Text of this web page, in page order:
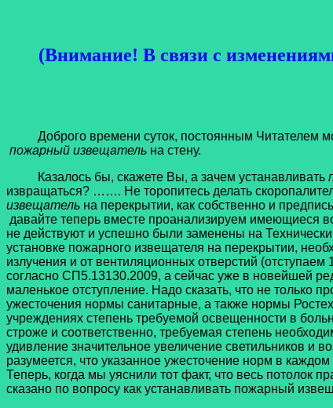
(Внимание! В связи с
Доброго времени суток, постоянным Читателем
пожарный извещатель на стену.
Казалось бы, скажете Вы, а зачем устанавливать
извращаться? ……. Не торопитесь делать
извещатель на перекрытии, как собственно и
давайте теперь вместе проанализируем имеющиеся
не действуют и успешно были заменены на
установке пожарного извещателя на перекрытии,
излучения и от вентиляционных отверстий
согласно СП5.13130.2009, а сейчас уже в новейшей
маленькое отступление. Надо сказать, что не только
ужесточения нормы санитарные, а также нормы
учреждениях степень требуемой освещенности в
строже и соответственно, требуемая степень
удивление значительное увеличение светильников и
разумеется, что указанное ужесточение норм в
Теперь, когда мы уяснили тот факт, что весь потолок
сказано по вопросу как устанавливать пожарный